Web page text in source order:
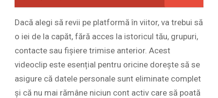
Dacă alegi să revii pe platformă în viitor, va trebui să
o iei de la capăt, fără acces la istoricul tău, grupuri,
contacte sau fișiere trimise anterior. Acest
videoclip este esențial pentru oricine dorește să se
asigure că datele personale sunt eliminate complet
și că nu mai rămâne niciun cont activ care să poată